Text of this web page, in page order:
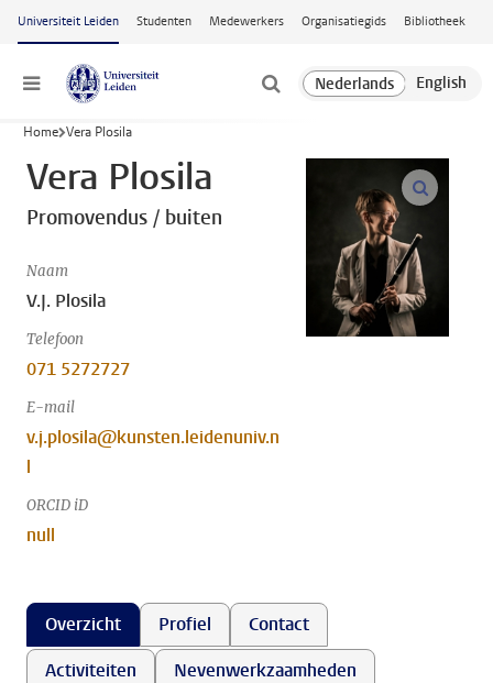
Ga naar hoofdinhoud
Universiteit Leiden Studenten Medewerkers Organisatiegids Bibliotheek
Menu
Home Vera Plosila
Vera Plosila
Promovendus / buiten
Naam
V.J. Plosila
Telefoon
071 5272727
E-mail
v.j.plosila@kunsten.leidenuniv.n
l
ORCID iD
null
open
Overzicht Profiel
Contact
Activiteiten
Nevenwerkzaamheden